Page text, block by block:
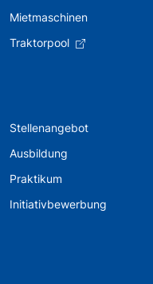
Mietmaschinen
Traktorpool
Stellenangebot
Ausbildung
Praktikum
Initiativbewerbung